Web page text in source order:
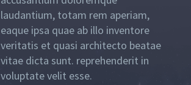
laudantium, totam rem aperiam,
eaque ipsa quae ab illo inventore
veritatis et quasi architecto beatae
vitae dicta sunt. reprehenderit in
voluptate velit esse.